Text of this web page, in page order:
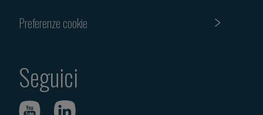
Preferenze cookie
Seguici